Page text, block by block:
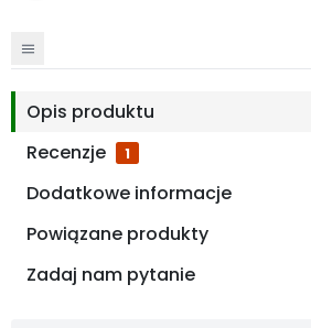
Opis produktu
Recenzje
1
Dodatkowe informacje
Powiązane produkty
Zadaj nam pytanie